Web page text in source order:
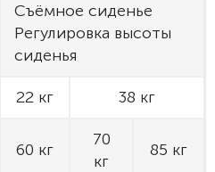
Съёмное сиденье
Регулировка высоты
сиденья
22 кг 38 кг
60 кг
70
кг
85 кг